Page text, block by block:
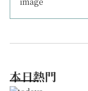
本日熱門